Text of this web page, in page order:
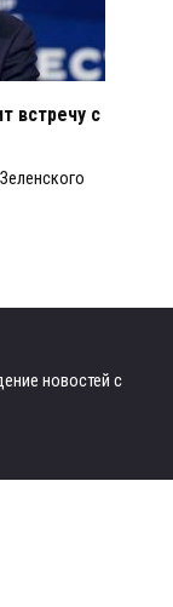
встречу с
новостей с